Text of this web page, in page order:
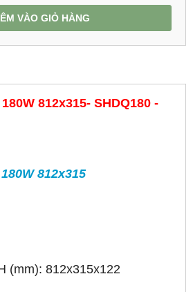
VÀO GIỎ HÀNG
812x315- SHDQ180 -
812x315
(mm): 812x315x122